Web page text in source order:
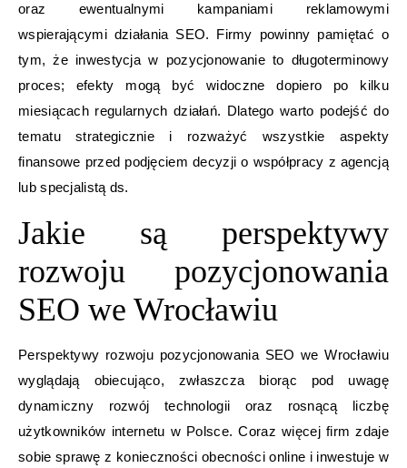
oraz ewentualnymi kampaniami reklamowymi
wspierającymi działania SEO. Firmy powinny pamiętać o
tym, że inwestycja w pozycjonowanie to długoterminowy
proces; efekty mogą być widoczne dopiero po kilku
miesiącach regularnych działań. Dlatego warto podejść do
tematu strategicznie i rozważyć wszystkie aspekty
finansowe przed podjęciem decyzji o współpracy z agencją
lub specjalistą ds.
Jakie są perspektywy
rozwoju pozycjonowania
SEO we Wrocławiu
Perspektywy rozwoju pozycjonowania SEO we Wrocławiu
wyglądają obiecująco, zwłaszcza biorąc pod uwagę
dynamiczny rozwój technologii oraz rosnącą liczbę
użytkowników internetu w Polsce. Coraz więcej firm zdaje
sobie sprawę z konieczności obecności online i inwestuje w